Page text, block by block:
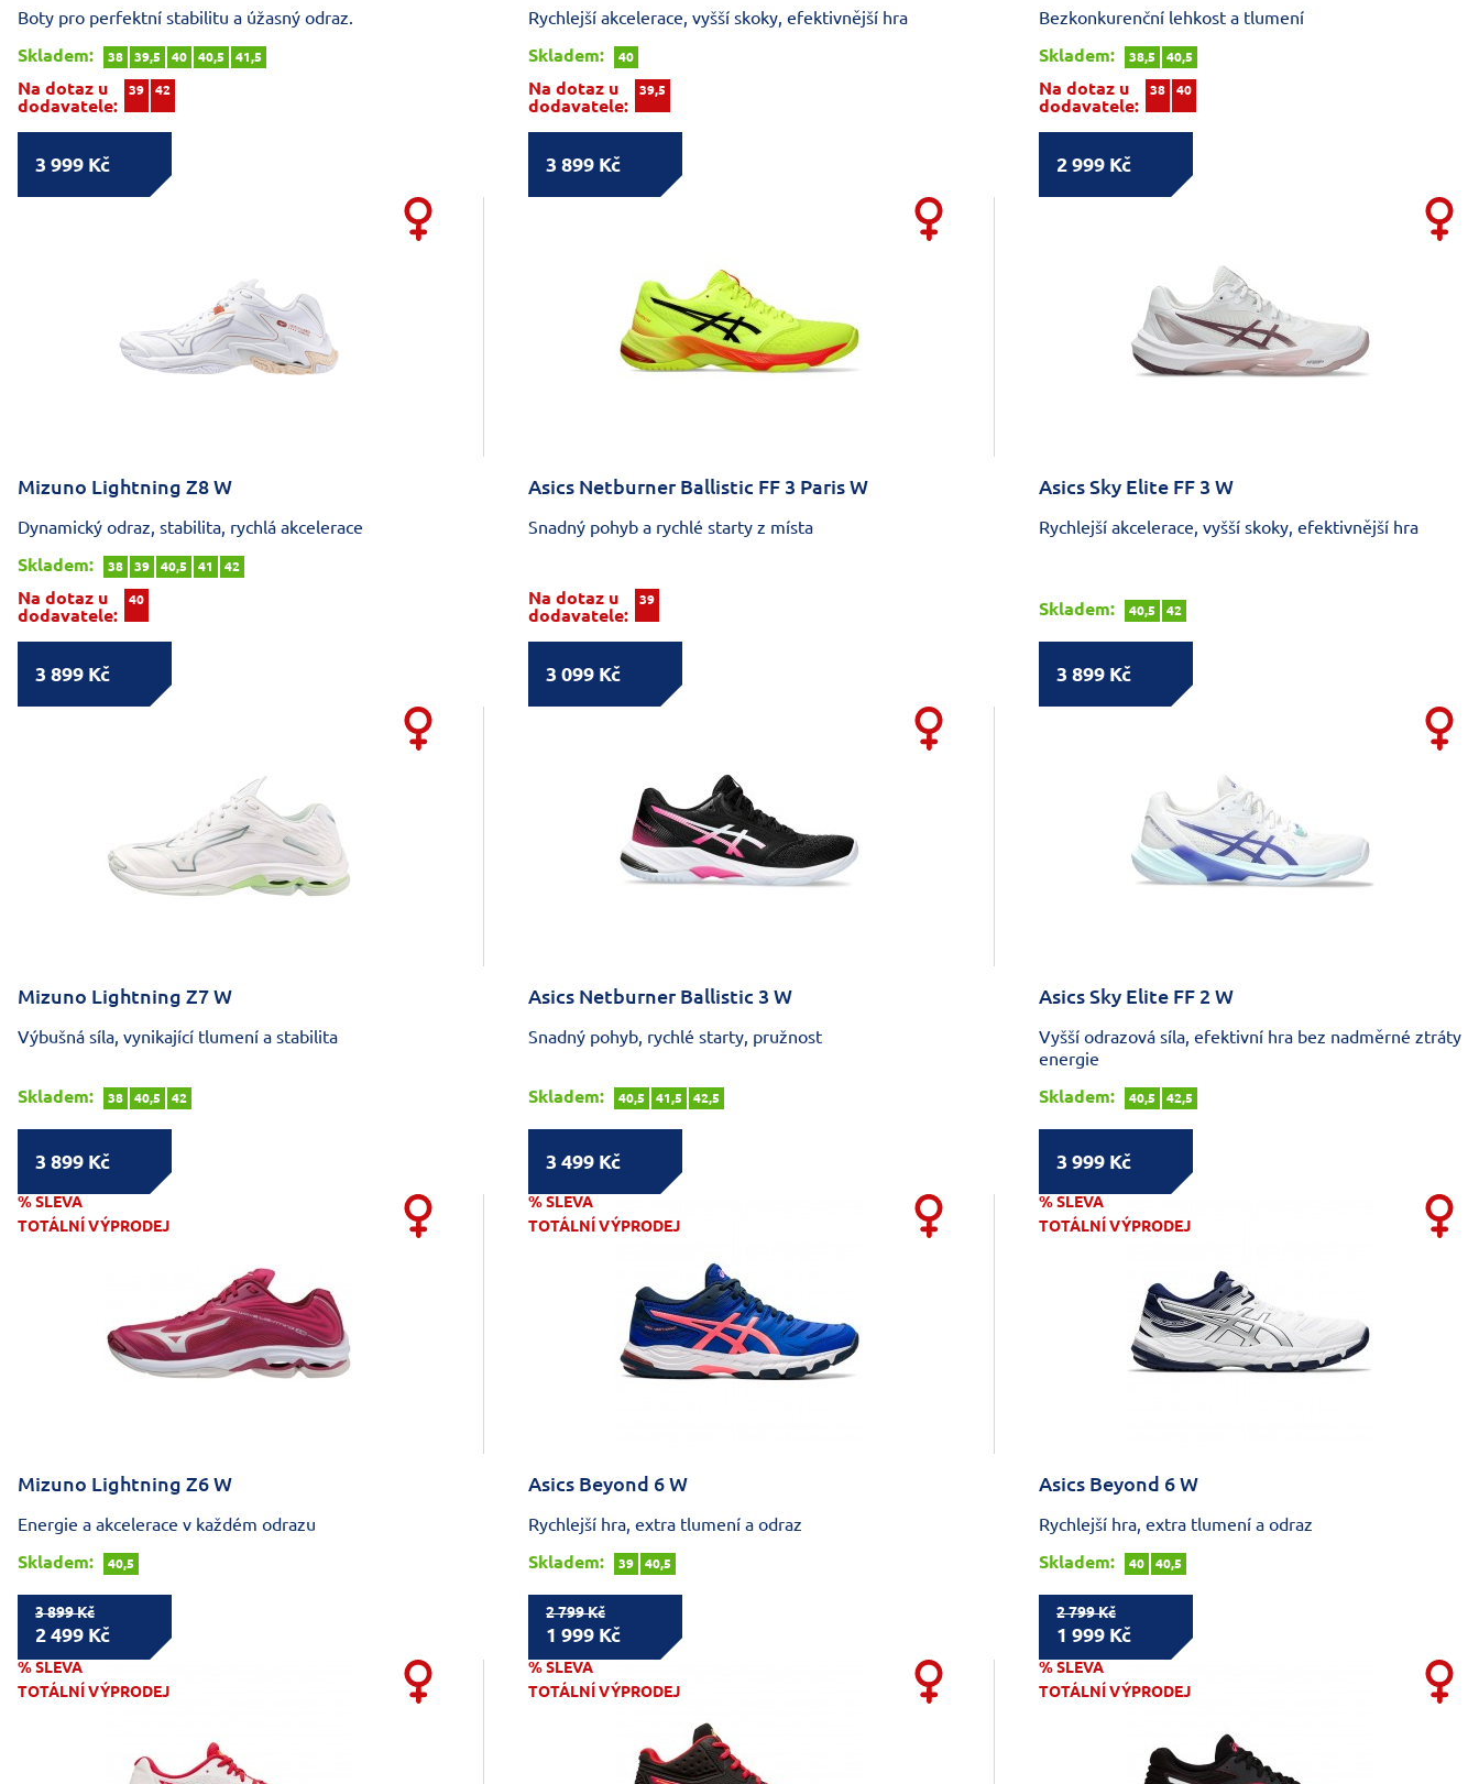
Boty pro perfektní stabilitu a úžasný odraz.
Skladem:
38 39,5 40 40,5 41,5
Na dotaz u
dodavatele:
39 42
3 999 Kč
Rychlejší akcelerace, vyšší skoky, efektivnější hra
Skladem:
40
Na dotaz u
dodavatele:
39,5
3 899 Kč
Bezkonkurenční lehkost a tlumení
Skladem:
38,5 40,5
Na dotaz u
dodavatele:
38 40
2 999 Kč
Mizuno Lightning Z8 W
Dynamický odraz, stabilita, rychlá akcelerace
Skladem:
38 39 40,5 41 42
Na dotaz u
dodavatele:
40
3 899 Kč
Asics Netburner Ballistic FF 3 Paris W
Snadný pohyb a rychlé starty z místa
Na dotaz u
dodavatele:
39
3 099 Kč
Asics Sky Elite FF 3 W
Rychlejší akcelerace, vyšší skoky, efektivnější hra
Skladem: 40,5 42
3 899 Kč
Mizuno Lightning Z7 W
Výbušná síla, vynikající tlumení a stabilita
Skladem: 38 40,5 42
3 899 Kč
Asics Netburner Ballistic 3 W
Snadný pohyb, rychlé starty, pružnost
Skladem: 40,5 41,5 42,5
3 499 Kč
Asics Sky Elite FF 2 W
Vyšší odrazová síla, efektivní hra bez nadměrné ztráty
energie
Skladem:
40,5 42,5
3 999 Kč
% SLEVA
TOTÁLNÍ VÝPRODEJ
Mizuno Lightning Z6 W
Energie a akcelerace v každém odrazu
Skladem:
40,5
3 899 Kč
2 499 Kč
% SLEVA
TOTÁLNÍ VÝPRODEJ
Asics Beyond 6 W
Rychlejší hra, extra tlumení a odraz
Skladem:
39 40,5
2 799 Kč
1 999 Kč
% SLEVA
TOTÁLNÍ VÝPRODEJ
Asics Beyond 6 W
Rychlejší hra, extra tlumení a odraz
Skladem:
40 40,5
2 799 Kč
1 999 Kč
% SLEVA
TOTÁLNÍ VÝPRODEJ
% SLEVA
TOTÁLNÍ VÝPRODEJ
% SLEVA
TOTÁLNÍ VÝPRODEJ